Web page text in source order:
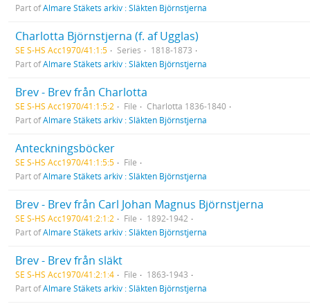
Part ofAlmare Stäkets arkiv : Släkten Björnstjerna
Charlotta Björnstjerna (f. af Ugglas)
SE S-HS Acc1970/41:1:5 Series
1818-1873
Part ofAlmare Stäkets arkiv : Släkten Björnstjerna
Brev - Brev från Charlotta
SE S-HS Acc1970/41:1:5:2 File
Charlotta 1836-1840
Part ofAlmare Stäkets arkiv : Släkten Björnstjerna
Anteckningsböcker
SE S-HS Acc1970/41:1:5:5
File
Part ofAlmare Stäkets arkiv : Släkten Björnstjerna
Brev - Brev från Carl Johan Magnus Björnstjerna
SE S-HS Acc1970/41:2:1:2 File
1892-1942
Part ofAlmare Stäkets arkiv : Släkten Björnstjerna
Brev - Brev från släkt
SE S-HS Acc1970/41:2:1:4 File
1863-1943
Part ofAlmare Stäkets arkiv : Släkten Björnstjerna